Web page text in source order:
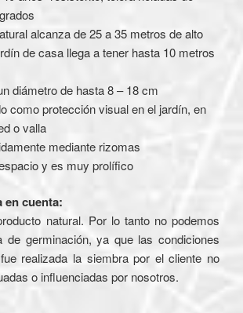
alcanza de 25 a 35 metros de alto
de casa llega a tener hasta 10 metros
diámetro de hasta 8 – 18 cm
como protección visual en el jardín, en
o valla
mediante rizomas
y es muy prolífico
en cuenta:
natural. Por lo tanto no podemos
de germinación, ya que las condiciones
realizada la siembra por el cliente no
o influenciadas por nosotros.